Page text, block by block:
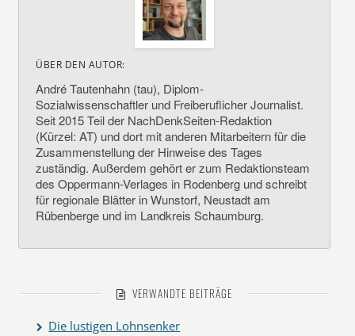
ÜBER DEN AUTOR:
André Tautenhahn (tau), Diplom-
Sozialwissenschaftler und Freiberuflicher Journalist.
Seit 2015 Teil der NachDenkSeiten-Redaktion
(Kürzel: AT) und dort mit anderen Mitarbeitern für die
Zusammenstellung der Hinweise des Tages
zuständig. Außerdem gehört er zum Redaktionsteam
des Oppermann-Verlages in Rodenberg und schreibt
für regionale Blätter in Wunstorf, Neustadt am
Rübenberge und im Landkreis Schaumburg.
VERWANDTE BEITRÄGE
Die lustigen Lohnsenker